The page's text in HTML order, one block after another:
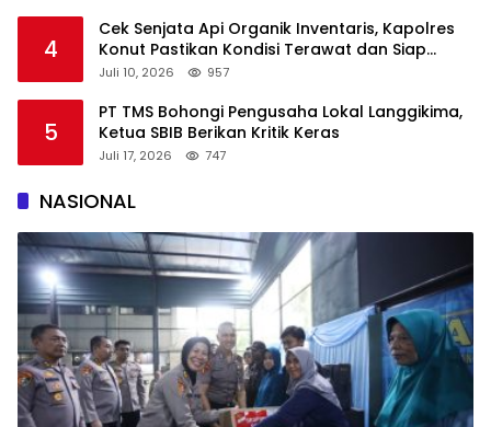
4
Cek Senjata Api Organik Inventaris, Kapolres
Konut Pastikan Kondisi Terawat dan Siap
Digunakan
Juli 10, 2026 957
5
PT TMS Bohongi Pengusaha Lokal Langgikima,
Ketua SBIB Berikan Kritik Keras
Juli 17, 2026 747
NASIONAL